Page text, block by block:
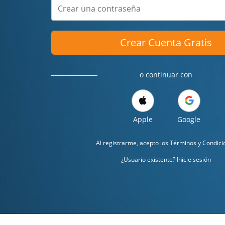
Crear Cuenta Gratis
o continuar con
Apple Google
Al registrarme, acepto los Términos y
¿Usuario existente? Inicie sesión